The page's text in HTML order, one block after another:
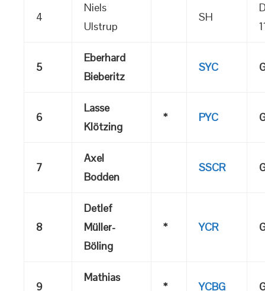
4
Niels
Ulstrup
SH
5
Eberhard
Bieberitz
SYC
6
Lasse
Klötzing
* PYC
7
Axel
Bodden
SSCR
8
Detlef
Müller-
Böling
* YCR
9
Mathias
* YCBG